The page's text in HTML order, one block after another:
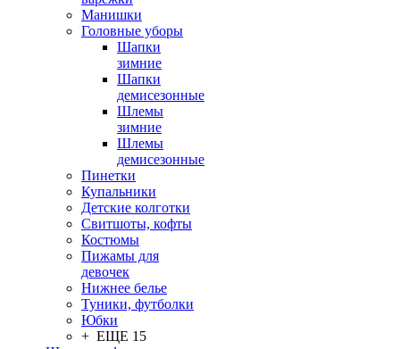
Манишки
Головные уборы
Шапки
зимние
Шапки
демисезонные
Шлемы
зимние
Шлемы
демисезонные
Пинетки
Купальники
Детские колготки
Свитшоты, кофты
Костюмы
Пижамы для
девочек
Нижнее белье
Туники, футболки
Юбки
+ ЕЩЕ 15